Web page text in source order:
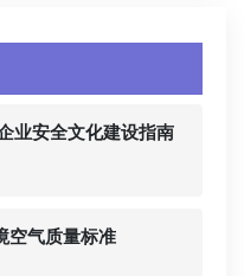
安全文化建设指南
气质量标准